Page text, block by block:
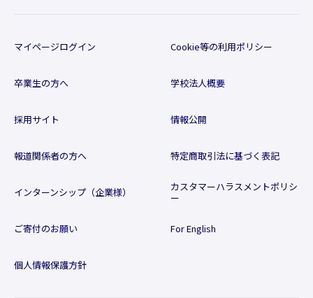
マイページログイン
卒業生の方へ
採用サイト
報道関係者の方へ
インターンシップ（企業様）
ご寄付のお願い
個人情報保護方針
Cookie等の利用ポリシー
学校法人概要
情報公開
特定商取引法に基づく表記
カスタマーハラスメントポリシ
ー
For English